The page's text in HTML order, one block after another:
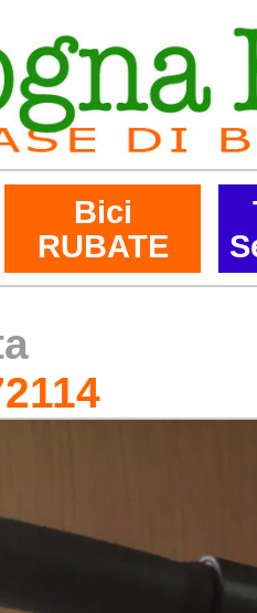
Bici
RUBATE